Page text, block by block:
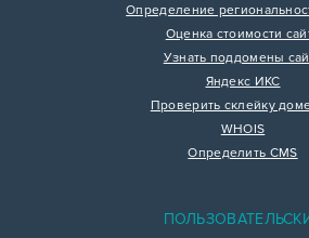
Определение
Оценка стоимости
Узнать поддомены
Яндекс ИКС
Проверить склейку
WHOIS
Определить CMS